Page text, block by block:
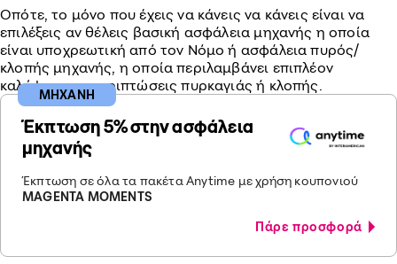
Οπότε, το μόνο που έχεις να κάνεις να κάνεις είναι να
επιλέξεις αν θέλεις βασική ασφάλεια μηχανής η οποία
είναι υποχρεωτική από τον Νόμο ή ασφάλεια πυρός/
κλοπής μηχανής, η οποία περιλαμβάνει επιπλέον
καλύψεις για περιπτώσεις πυρκαγιάς ή κλοπής.
Έκπτωση 5% στην ασφάλεια
μηχανής
Έκπτωση σε όλα τα πακέτα Anytime με χρήση κουπονιού
MAGENTA MOMENTS
Πάρε προσφορά
ΜΗΧΑΝΗ